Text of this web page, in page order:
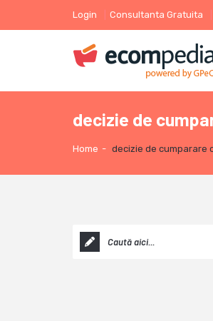
Login Consultanta Gratuita
decizie de
Home - decizie de cumparare